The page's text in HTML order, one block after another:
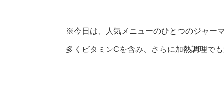
※今日は、人気メニューのひとつのジャー
多くビタミンCを含み、さらに加熱調理でも